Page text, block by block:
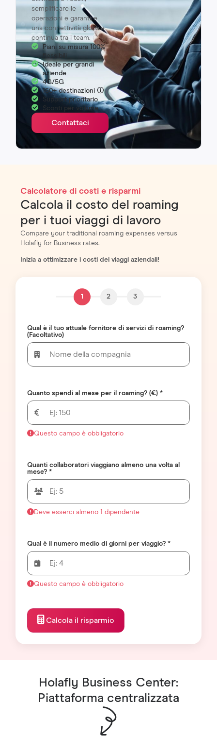
semplificare le
operazioni e garantire
una connettività globale
continua tra i team.
Piani su misura 100%
flessibili
Ideale per grandi
aziende
4G/5G
160+ destinazioni 🛈
Support prioritario
Sconti per volume
Contattaci
Calcolatore di costi e risparmi
Calcola il costo del roaming
per i tuoi viaggi di lavoro
Compare your traditional roaming expenses versus
Holafly for Business rates.
Inizia a ottimizzare i costi dei viaggi aziendali!
1 2 3
Qual è il tuo attuale fornitore di servizi di roaming?
(Facoltativo)
Quanto spendi al mese per il roaming? (€) *
Questo campo è obbligatorio
Quanti collaboratori viaggiano almeno una volta al
mese? *
Deve esserci almeno 1 dipendente
Qual è il numero medio di giorni per viaggio? *
Questo campo è obbligatorio
Calcola il risparmio
Holafly Business Center:
Piattaforma centralizzata